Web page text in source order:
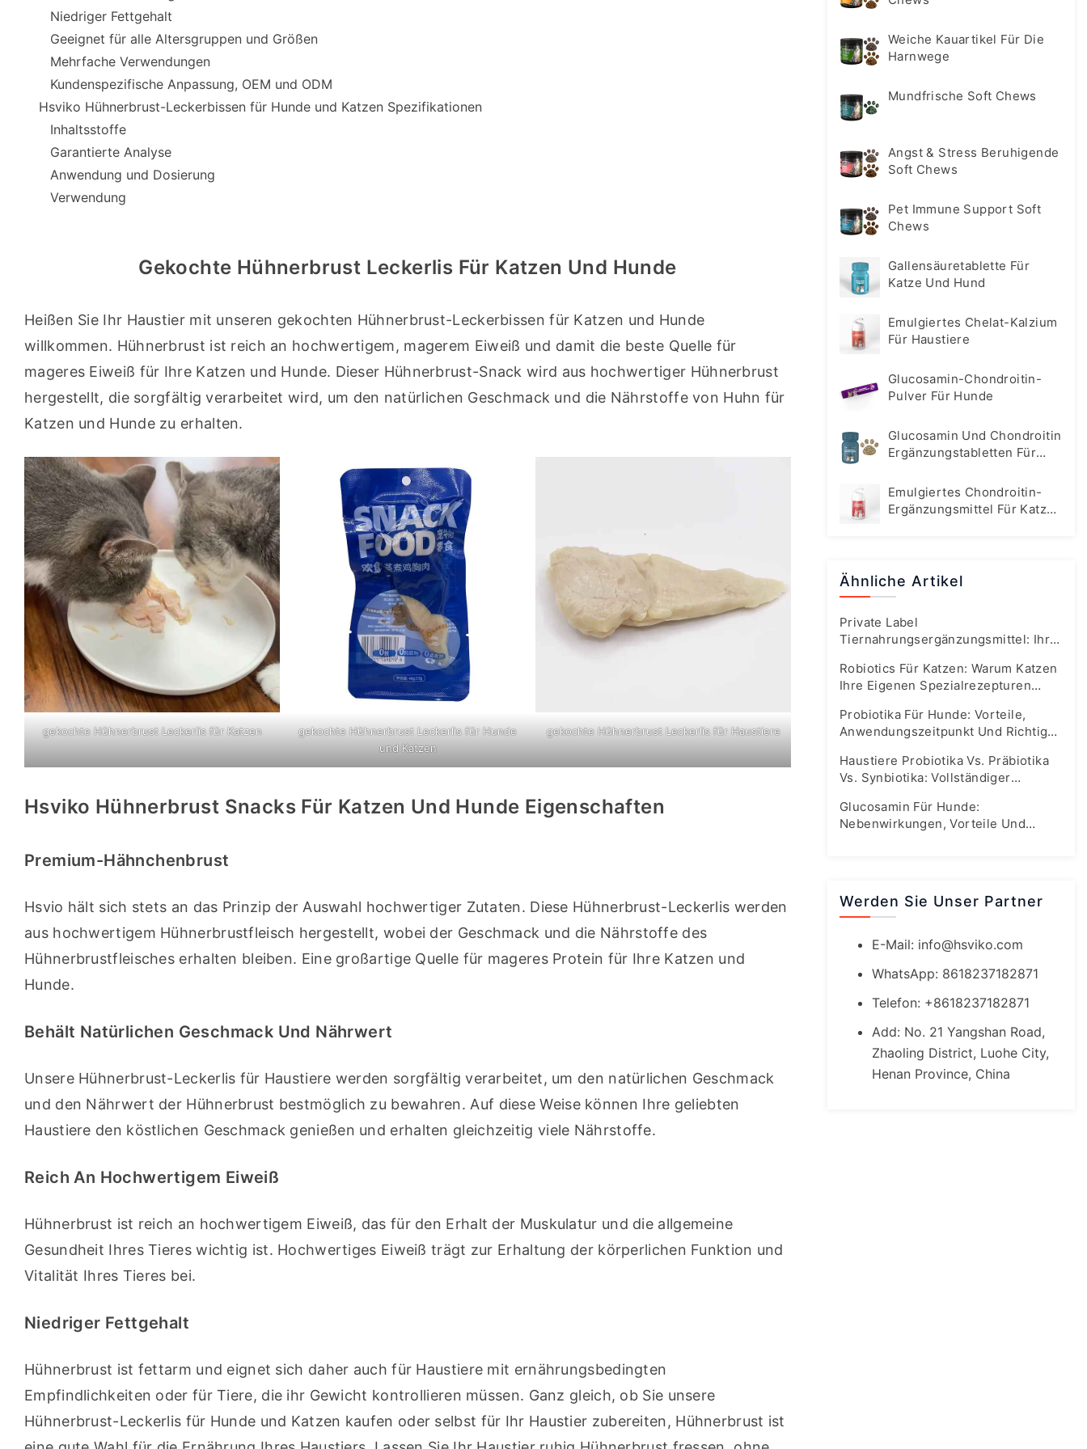
Niedriger Fettgehalt
Geeignet für alle Altersgruppen und Größen
Mehrfache Verwendungen
Kundenspezifische Anpassung, OEM und ODM
Hsviko Hühnerbrust-Leckerbissen für Hunde und Katzen Spezifikationen
Inhaltsstoffe
Garantierte Analyse
Anwendung und Dosierung
Verwendung
Gekochte Hühnerbrust Leckerlis Für Katzen Und Hunde
Heißen Sie Ihr Haustier mit unseren gekochten Hühnerbrust-Leckerbissen für Katzen und Hunde
willkommen. Hühnerbrust ist reich an hochwertigem, magerem Eiweiß und damit die beste Quelle für
mageres Eiweiß für Ihre Katzen und Hunde. Dieser Hühnerbrust-Snack wird aus hochwertiger Hühnerbrust
hergestellt, die sorgfältig verarbeitet wird, um den natürlichen Geschmack und die Nährstoffe von Huhn für
Katzen und Hunde zu erhalten.
gekochte Hühnerbrust Leckerlis für Katzen
gekochte Hühnerbrust Leckerlis für Hunde
und Katzen
gekochte Hühnerbrust Leckerlis für Haustiere
Hsviko Hühnerbrust Snacks Für Katzen Und Hunde Eigenschaften
Premium-Hähnchenbrust
Hsvio hält sich stets an das Prinzip der Auswahl hochwertiger Zutaten. Diese Hühnerbrust-Leckerlis werden
aus hochwertigem Hühnerbrustfleisch hergestellt, wobei der Geschmack und die Nährstoffe des
Hühnerbrustfleisches erhalten bleiben. Eine großartige Quelle für mageres Protein für Ihre Katzen und
Hunde.
Behält Natürlichen Geschmack Und Nährwert
Unsere Hühnerbrust-Leckerlis für Haustiere werden sorgfältig verarbeitet, um den natürlichen Geschmack
und den Nährwert der Hühnerbrust bestmöglich zu bewahren. Auf diese Weise können Ihre geliebten
Haustiere den köstlichen Geschmack genießen und erhalten gleichzeitig viele Nährstoffe.
Reich An Hochwertigem Eiweiß
Hühnerbrust ist reich an hochwertigem Eiweiß, das für den Erhalt der Muskulatur und die allgemeine
Gesundheit Ihres Tieres wichtig ist. Hochwertiges Eiweiß trägt zur Erhaltung der körperlichen Funktion und
Vitalität Ihres Tieres bei.
Niedriger Fettgehalt
Hühnerbrust ist fettarm und eignet sich daher auch für Haustiere mit ernährungsbedingten
Empfindlichkeiten oder für Tiere, die ihr Gewicht kontrollieren müssen. Ganz gleich, ob Sie unsere
Hühnerbrust-Leckerlis für Hunde und Katzen kaufen oder selbst für Ihr Haustier zubereiten, Hühnerbrust ist
Weiche Kauartikel Für Die
Harnwege
Mundfrische Soft Chews
Angst & Stress Beruhigende
Soft Chews
Pet Immune Support Soft
Chews
Gallensäuretablette Für
Katze Und Hund
Emulgiertes Chelat-Kalzium
Für Haustiere
Glucosamin-Chondroitin-
Pulver Für Hunde
Glucosamin Und Chondroitin
Ergänzungstabletten Für
Emulgiertes Chondroitin-
Ergänzungsmittel Für Katzen
Ähnliche Artikel
Private Label
Tiernahrungsergänzungsmittel: Ihr
Boomenden Markt Von Heute
Robiotics Für Katzen: Warum Katzen
Ihre Eigenen Spezialrezepturen
Probiotika Für Hunde: Vorteile,
Anwendungszeitpunkt Und Richtige
Haustiere Probiotika Vs. Präbiotika
Vs. Synbiotika: Vollständiger
Glucosamin Für Hunde:
Nebenwirkungen, Vorteile Und
Werden Sie Unser Partner
E-Mail: info@hsviko.com
WhatsApp: 8618237182871
Telefon: +8618237182871
Add: No. 21 Yangshan Road,
Zhaoling District, Luohe City,
Henan Province, China